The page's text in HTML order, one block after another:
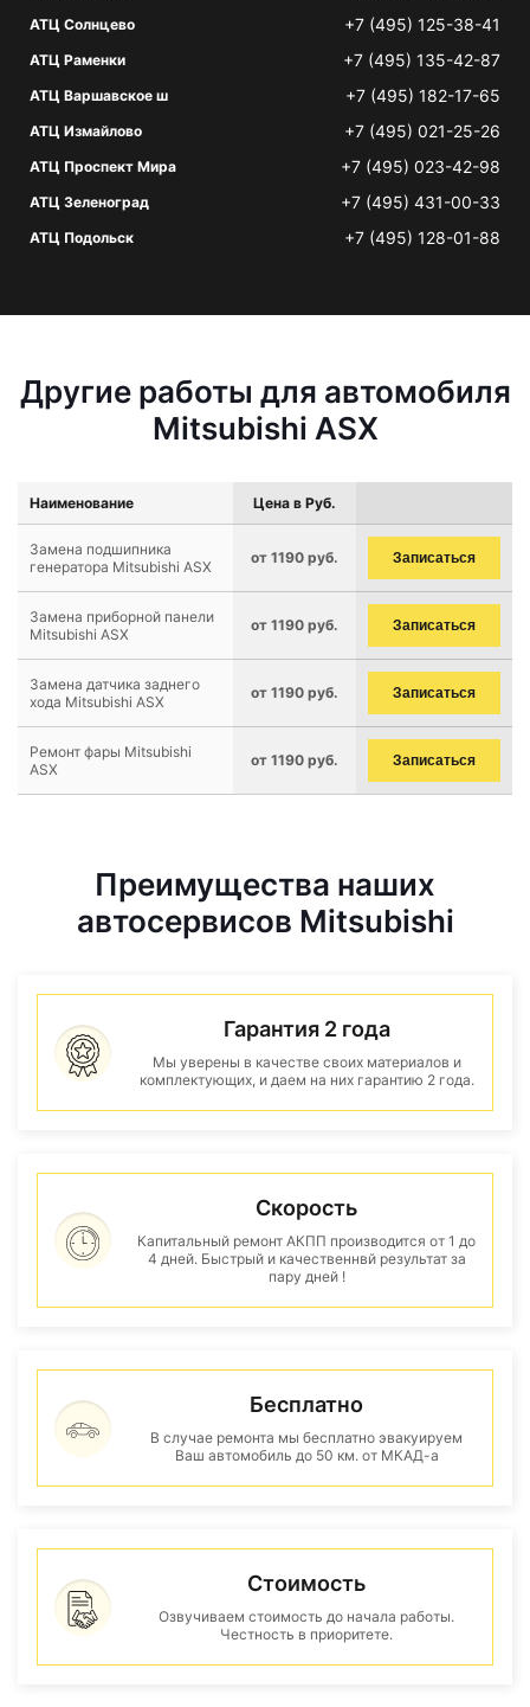
АТЦ Солнцево +7 (495) 125-38-41
АТЦ Раменки +7 (495) 135-42-87
АТЦ Варшавское ш +7 (495) 182-17-65
АТЦ Измайлово +7 (495) 021-25-26
АТЦ Проспект Мира +7 (495) 023-42-98
АТЦ Зеленоград +7 (495) 431-00-33
АТЦ Подольск +7 (495) 128-01-88
Другие работы для автомобиля
Mitsubishi ASX
Наименование Цена в Руб.
Замена подшипника
генератора Mitsubishi ASX
от 1190 руб. Записаться
Замена приборной панели
Mitsubishi ASX
от 1190 руб. Записаться
Замена датчика заднего
хода Mitsubishi ASX
от 1190 руб. Записаться
Ремонт фары Mitsubishi
ASX
от 1190 руб. Записаться
Преимущества наших
автосервисов Mitsubishi
Гарантия 2 года
Мы уверены в качестве своих материалов и
комплектующих, и даем на них гарантию 2 года.
Скорость
Капитальный ремонт АКПП производится от 1 до
4 дней. Быстрый и качественнвй результат за
пару дней !
Бесплатно
В случае ремонта мы бесплатно эвакуируем
Ваш автомобиль до 50 км. от МКАД-а
Стоимость
Озвучиваем стоимость до начала работы.
Честность в приоритете.